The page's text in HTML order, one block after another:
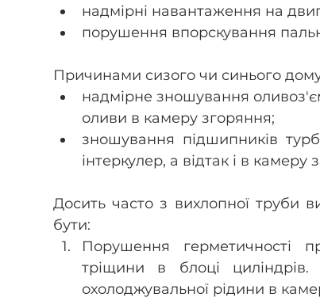
надмірні навантаження на
порушення впорскування
Причинами сизого чи синього
надмірне зношування
оливи в камеру згоряння;
зношування підшипників
інтеркулер, а відтак і в камеру
Досить часто з вихлопної труби
бути:
Порушення герметичності
тріщини в блоці
охолоджувальної рідини в